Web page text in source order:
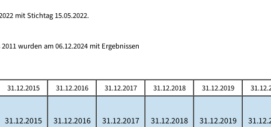
mit Stichtag 15.05.2022.
wurden am 06.12.2024 mit Ergebnissen
31.12.2015 31.12.2016 31.12.2017 31.12.2018 31.12.2019
31.12.2015 31.12.2016 31.12.2017 31.12.2018 31.12.2019